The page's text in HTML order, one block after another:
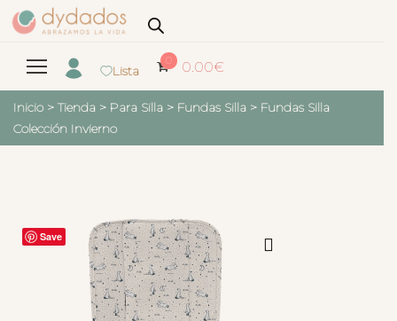
Lista
0 0.00€
Inicio > Tienda > Para Silla > Fundas Silla > Fundas Silla
Colección Invierno
Save